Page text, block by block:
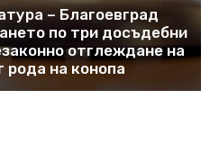
– Благоевград
по три досъдебни
отглеждане на
рода на конопа